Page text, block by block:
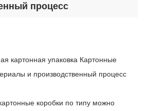
процесс
картонная упаковка Картонные
и производственный процесс
коробки по типу можно